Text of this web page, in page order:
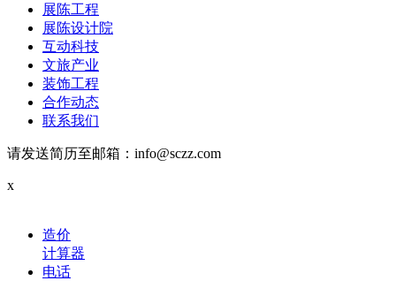
展陈工程
展陈设计院
互动科技
文旅产业
装饰工程
合作动态
联系我们
请发送简历至邮箱：info@sczz.com
x
造价
计算器
电话